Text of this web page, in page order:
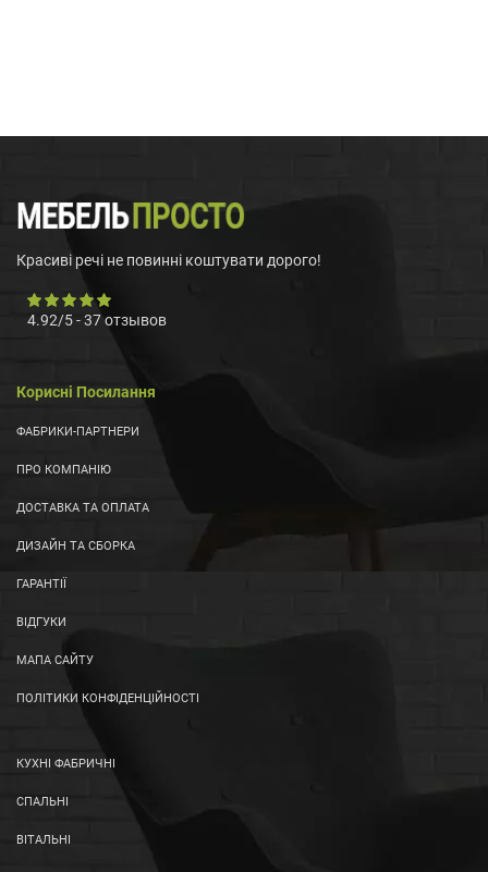
Красиві речі не повинні коштувати дорого!
4.92/5-37отзывов
Корисні Посилання
ФАБРИКИ-ПАРТНЕРИ
ПРО КОМПАНІЮ
ДОСТАВКА ТА ОПЛАТА
ДИЗАЙН ТА СБОРКА
ГАРАНТІЇ
ВІДГУКИ
МАПА САЙТУ
ПОЛІТИКИ КОНФІДЕНЦІЙНОСТІ
КУХНІ ФАБРИЧНІ
СПАЛЬНІ
ВІТАЛЬНІ